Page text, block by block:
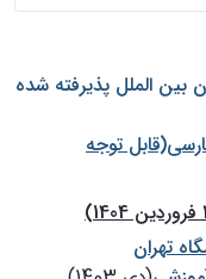
بين الملل پذيرفته شده
توجه
تهران